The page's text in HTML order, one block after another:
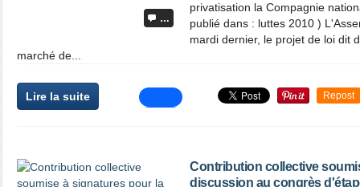
…
privatisation la Compagnie
publié dans : luttes 2010 )
mardi dernier, le projet de loi dit
marché de...
Lire la suite Repost
Contribution collective
discussion au congrès